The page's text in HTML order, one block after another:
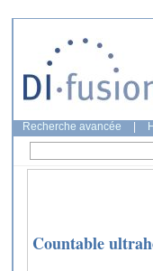
Recherche avancée
Countable